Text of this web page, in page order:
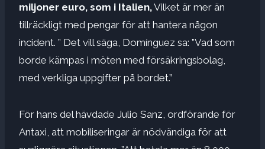
miljoner euro, som i Italien,Vilket är mer än
tillräckligt med pengar för att hantera någon
incident. ” Det vill säga, Domínguez sa: ”Vad som
borde kämpas i möten med försäkringsbolag,
med verkliga uppgifter på bordet.”
För hans del hävdade Julio Sanz, ordförande för
Antaxi, att mobiliseringar är nödvändiga för att